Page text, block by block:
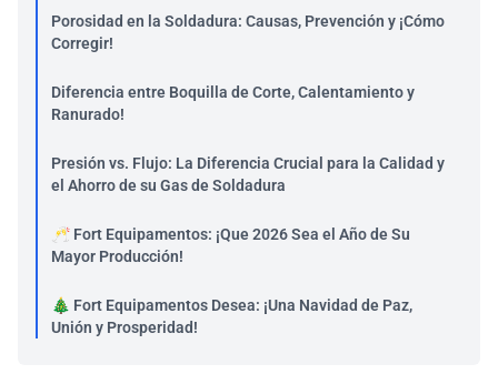
Porosidad en la Soldadura: Causas, Prevención y ¡Cómo
Corregir!
Diferencia entre Boquilla de Corte, Calentamiento y
Ranurado!
Presión vs. Flujo: La Diferencia Crucial para la Calidad y
el Ahorro de su Gas de Soldadura
🥂 Fort Equipamentos: ¡Que 2026 Sea el Año de Su
Mayor Producción!
🎄 Fort Equipamentos Desea: ¡Una Navidad de Paz,
Unión y Prosperidad!